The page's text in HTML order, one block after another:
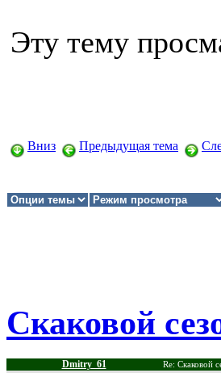
Эту тему
Вниз Предыдущая тема
Скаковой
Dmitry_61 Re: Скаковой